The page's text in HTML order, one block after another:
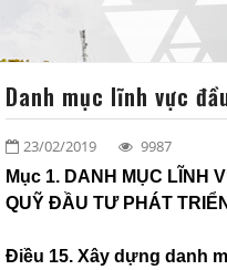
ĐỐI TÁC - KHÁCH HÀNG
LIÊN HỆ
SƠ ĐỒ TỔ CHỨC
Danh mục lĩnh vực
23/02/2019 9987
Mục 1. DANH MỤC LĨNH
QUỸ ĐẦU TƯ PHÁT
Điều 15. Xây dựng danh